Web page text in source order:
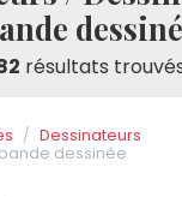
résultats
Dessinateurs
dessinée